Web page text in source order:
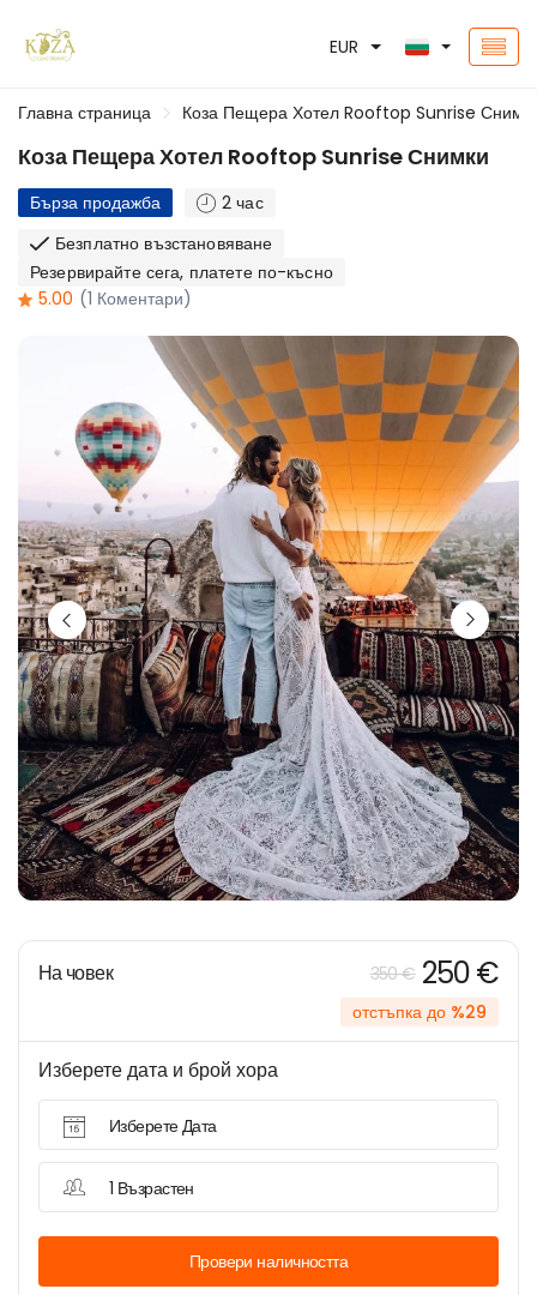
EUR
Главна страница Коза Пещера Хотел Rooftop Sunrise
Коза Пещера Хотел Rooftop Sunrise Снимки
Бърза продажба
2 час
Безплатно възстановяване
Резервирайте сега, платете по-късно
5.00 (1 Коментари)
На човек 350 € 250 €
отстъпка до %29
Изберете дата и брой хора
Изберете Дата
1 Възрастен
Провери наличността